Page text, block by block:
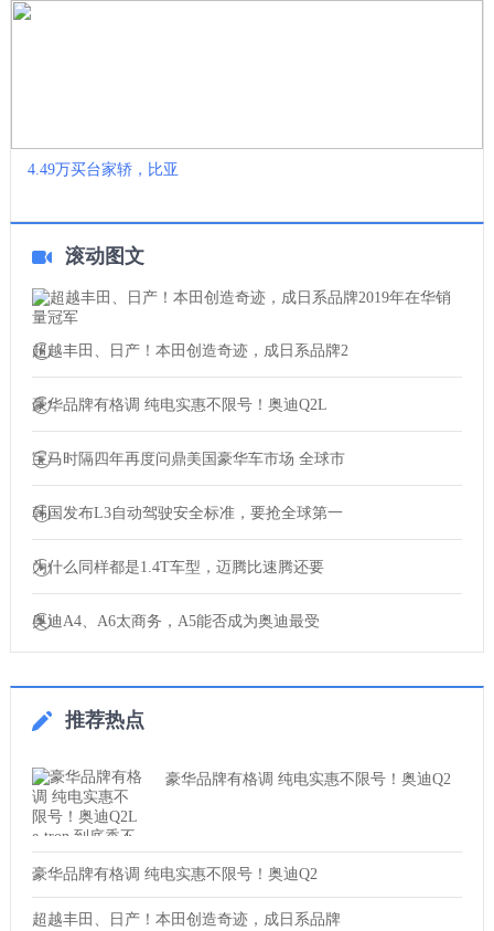
4.49万买台家轿，比亚
滚动图文
超越丰田、日产！本田创造奇迹，成日系品牌2
豪华品牌有格调 纯电实惠不限号！奥迪Q2L
宝马时隔四年再度问鼎美国豪华车市场 全球市
韩国发布L3自动驾驶安全标准，要抢全球第一
为什么同样都是1.4T车型，迈腾比速腾还要
奥迪A4、A6太商务，A5能否成为奥迪最受
推荐热点
豪华品牌有格调 纯电实惠不限号！奥迪Q2
豪华品牌有格调 纯电实惠不限号！奥迪Q2
超越丰田、日产！本田创造奇迹，成日系品牌